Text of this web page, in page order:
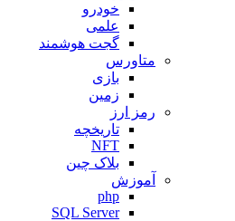
خودرو
علمی
گجت هوشمند
متاورس
بازی
زمین
رمز ارز
تاریخچه
NFT
بلاک چین
آموزش
php
SQL Server